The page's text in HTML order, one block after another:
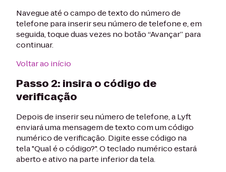
Navegue até o campo de texto do número de
telefone para inserir seu número de telefone e, em
seguida, toque duas vezes no botão “Avançar” para
continuar.
Voltar ao início
Passo 2: insira o código de
verificação
Depois de inserir seu número de telefone, a Lyft
enviará uma mensagem de texto com um código
numérico de verificação. Digite esse código na
tela "Qual é o código?". O teclado numérico estará
aberto e ativo na parte inferior da tela.